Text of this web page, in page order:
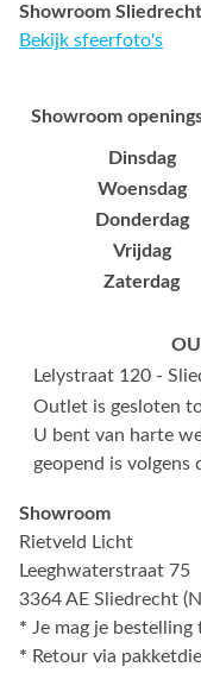
Showroom Sliedrecht
Bekijk sfeerfoto's
Showroom
Dinsdag
Woensdag
Donderdag
Vrijdag
Zaterdag
Lelystraat 120 -
Outlet is gesloten
U bent van harte
geopend is volgens
Showroom
Rietveld Licht
Leeghwaterstraat 75
3364 AE Sliedrecht
* Je mag je
* Retour via